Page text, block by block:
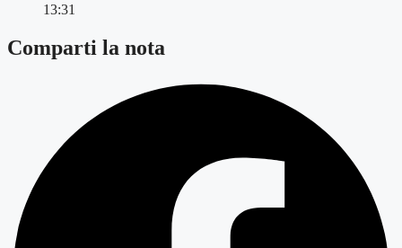
13:31
Comparti la nota